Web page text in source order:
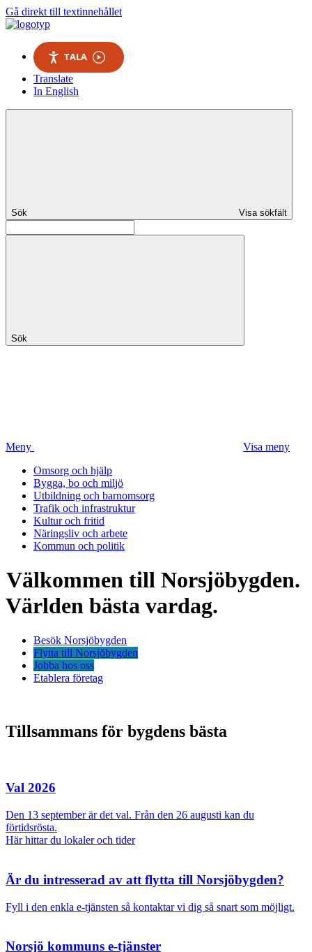
Gå direkt till textinnehållet
TALA
Translate
In English
Sök Visa sökfält
Sök
Meny
Visa meny
Omsorg och hjälp
Bygga, bo och miljö
Utbildning och barnomsorg
Trafik och infrastruktur
Kultur och fritid
Näringsliv och arbete
Kommun och politik
Välkommen till Norsjöbygden.
Världen bästa vardag.
Besök Norsjöbygden
Flytta till Norsjöbygden
Jobba hos oss
Etablera företag
Tillsammans för bygdens bästa
Val 2026
Den 13 september är det val. Från den 26 augusti kan du
förtidsrösta.
Här hittar du lokaler och tider
Är du intresserad av att flytta till Norsjöbygden?
Fyll i den enkla e-tjänsten så kontaktar vi dig så snart som möjligt.
Norsjö kommuns e-tjänster